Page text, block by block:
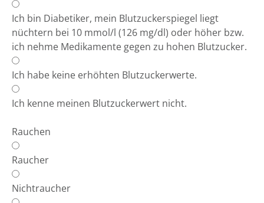
Ich bin Diabetiker, mein Blutzuckerspiegel liegt
nüchtern bei 10 mmol/l (126 mg/dl) oder höher bzw.
ich nehme Medikamente gegen zu hohen Blutzucker.
Ich habe keine erhöhten Blutzuckerwerte.
Ich kenne meinen Blutzuckerwert nicht.
Rauchen
Raucher
Nichtraucher